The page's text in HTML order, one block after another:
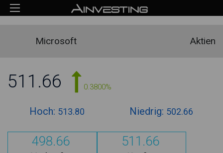
Microsoft Aktien
511.66 0.3800%
Hoch: 513.80 Niedrig: 502.66
498.66 511.66